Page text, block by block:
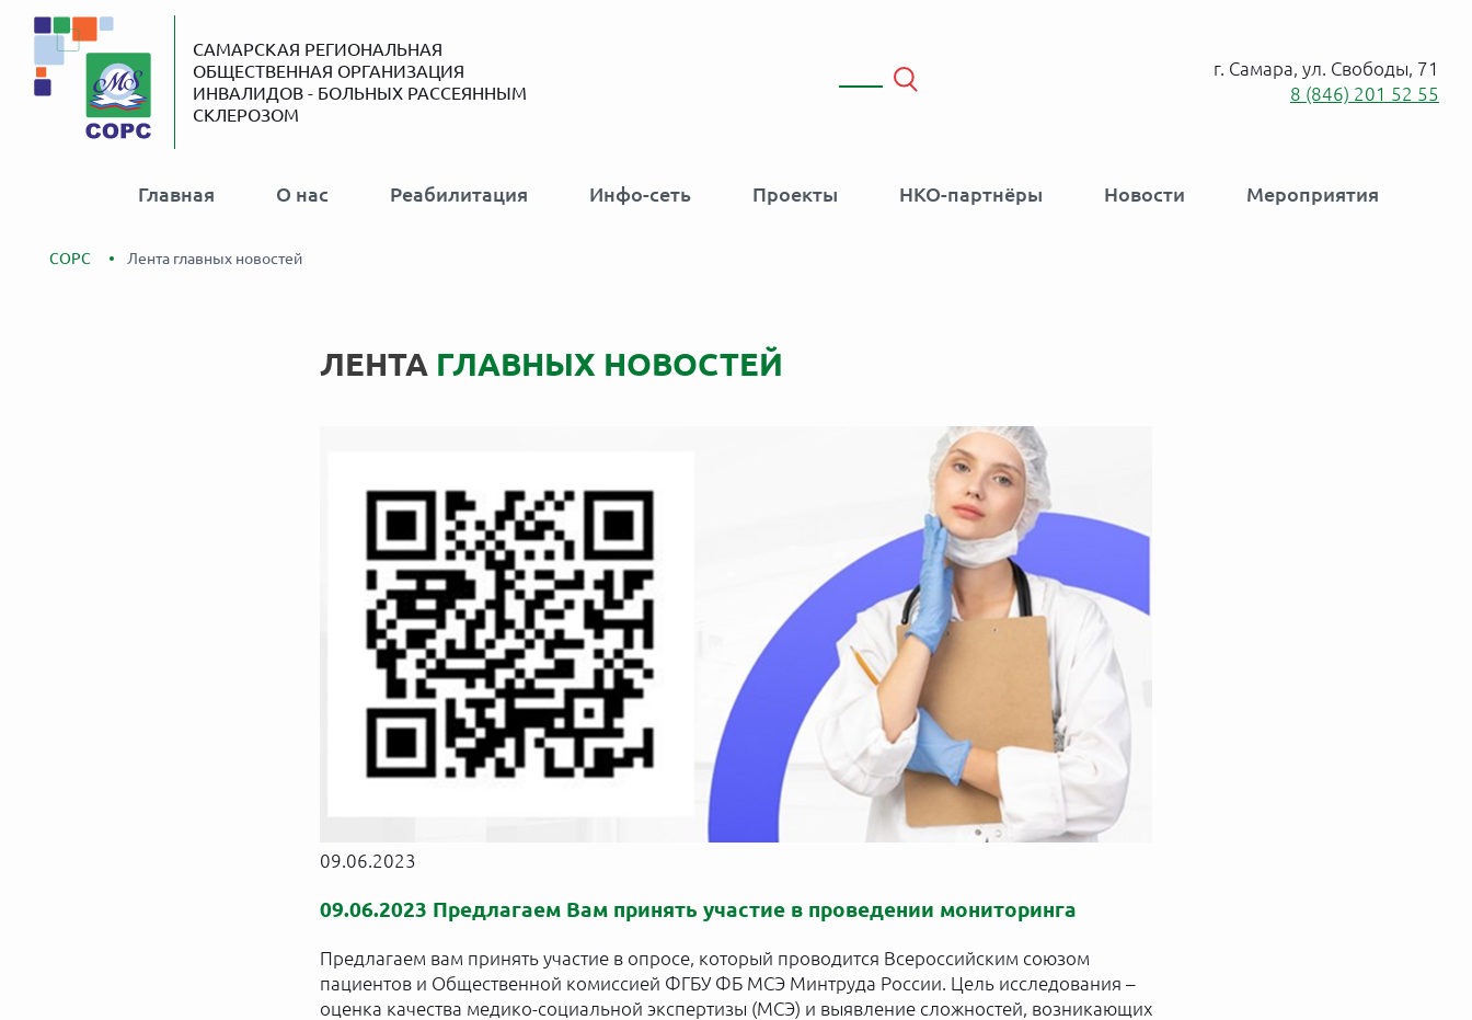
САМАРСКАЯ РЕГИОНАЛЬНАЯ
ОБЩЕСТВЕННАЯ ОРГАНИЗАЦИЯ
ИНВАЛИДОВ - БОЛЬНЫХ РАССЕЯННЫМ
СКЛЕРОЗОМ
г. Самара, ул. Свободы, 71
8 (846) 201 52 55
Главная О нас Реабилитация Инфо-сеть Проекты НКО-партнёры Новости Мероприятия
СОРС Лента главных новостей
ЛЕНТА ГЛАВНЫХ НОВОСТЕЙ
09.06.2023
09.06.2023 Предлагаем Вам принять участие в проведении мониторинга
Предлагаем вам принять участие в опросе, который проводится Всероссийским союзом
пациентов и Общественной комиссией ФГБУ ФБ МСЭ Минтруда России. Цель исследования –
оценка качества медико-социальной экспертизы (МСЭ) и выявление сложностей, возникающих